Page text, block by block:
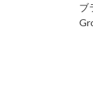
ブ